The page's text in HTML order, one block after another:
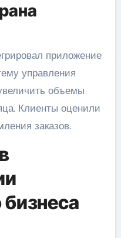
приложение
управления
объемы
Клиенты оценили
заказов.
бизнеса